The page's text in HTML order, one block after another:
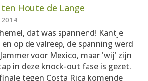
AANMELDEN
RECEPTEN
WEEKMENU'S
ten Houte de Lange
dat was spannend! Kantje
op de valreep, de spanning werd
voor Mexico, maar 'wij' zijn
in deze knock-out fase is gezet.
tegen Costa Rica komende